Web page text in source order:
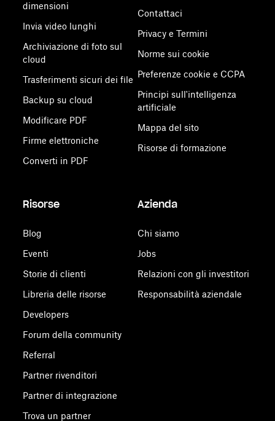
dimensioni
Invia video lunghi
Archiviazione di foto sul
cloud
Trasferimenti sicuri dei file
Backup su cloud
Modificare PDF
Firme elettroniche
Converti in PDF
Contattaci
Privacy e Termini
Norme sui cookie
Preferenze cookie e CCPA
Principi sull'intelligenza
artificiale
Mappa del sito
Risorse di formazione
Risorse
Blog
Eventi
Storie di clienti
Libreria delle risorse
Developers
Forum della community
Referral
Partner rivenditori
Partner di integrazione
Trova un partner
Azienda
Chi siamo
Jobs
Relazioni con gli investitori
Responsabilità aziendale